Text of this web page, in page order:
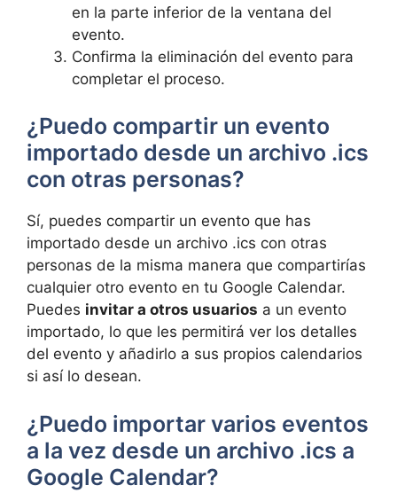
en la parte inferior de la ventana del
evento.
Confirma la eliminación del evento para
completar el proceso.
¿Puedo compartir un evento
importado desde un archivo .ics
con otras personas?
Sí, puedes compartir un evento que has
importado desde un archivo .ics con otras
personas de la misma manera que compartirías
cualquier otro evento en tu Google Calendar.
Puedes invitar a otros usuarios a un evento
importado, lo que les permitirá ver los detalles
del evento y añadirlo a sus propios calendarios
si así lo desean.
¿Puedo importar varios eventos
a la vez desde un archivo .ics a
Google Calendar?